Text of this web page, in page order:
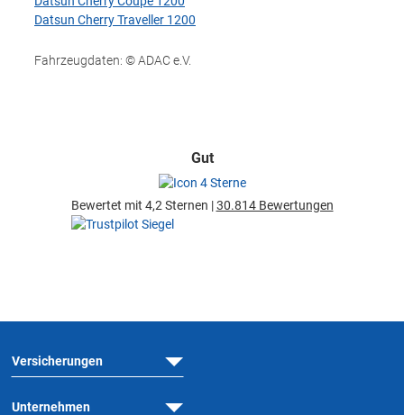
Datsun Cherry Traveller 1200
Fahrzeugdaten: © ADAC e.V.
Gut
Bewertet mit 4,2 Sternen |30.814 Bewertungen
Versicherungen
Unternehmen